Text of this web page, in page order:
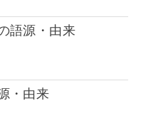
語源・由来
・由来